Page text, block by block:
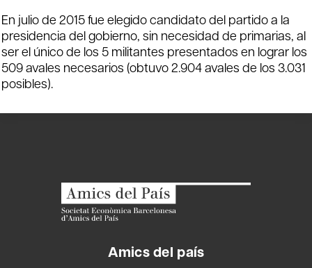
En julio de 2015 fue elegido candidato del partido a la
presidencia del gobierno, sin necesidad de primarias, al
ser el único de los 5 militantes presentados en lograr los
509 avales necesarios (obtuvo 2.904 avales de los 3.031
posibles).
Amics del país